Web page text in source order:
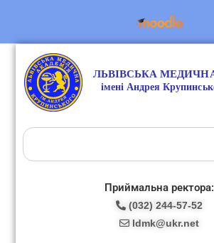
Приймальна ректора:
(032) 244-57-52
ldmk@ukr.net